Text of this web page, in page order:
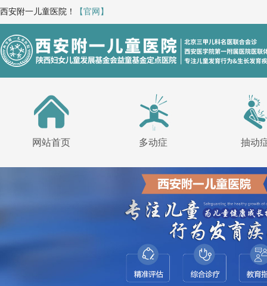
西安附一儿童医院！ 【官网】
网站首页 多动症 抽动